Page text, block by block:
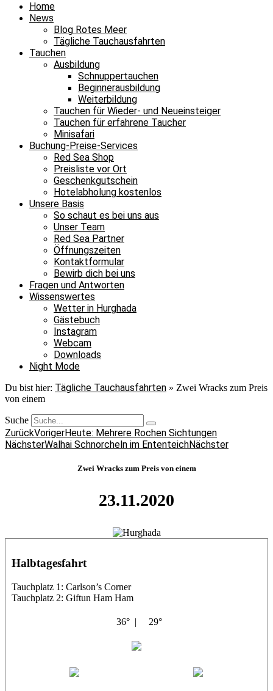
Home
News
Blog Rotes Meer
Tägliche Tauchausfahrten
Tauchen
Ausbildung
Schnuppertauchen
Beginnerausbildung
Weiterbildung
Tauchen für Wieder- und Neueinsteiger
Tauchen für erfahrene Taucher
Minisafari
Buchung-Preise-Services
Red Sea Shop
Preisliste vor Ort
Geschenkgutschein
Hotelabholung kostenlos
Unsere Basis
So schaut es bei uns aus
Unser Team
Red Sea Partner
Öffnungszeiten
Kontaktformular
Bewirb dich bei uns
Fragen und Antworten
Wissenswertes
Wetter in Hurghada
Gästebuch
Instagram
Webcam
Downloads
Night Mode
Du bist hier: Tägliche Tauchausfahrten » Zwei Wracks zum Preis
von einem
Suche
ZurückVorigerHeute: Mehrere Rochen Sichtungen
NächsterWalhai Schnorcheln im EntenteichNächster
Zwei Wracks zum Preis von einem
23.11.2020
Halbtagesfahrt
Tauchplatz 1: Carlson’s Corner
Tauchplatz 2: Giftun Ham Ham
36° | 29°